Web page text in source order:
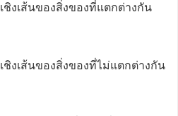
ชิงเส้นของสิ่งของที่แตกต่างกัน
ชิงเส้นของสิ่งของที่ไม่แตกต่างกัน